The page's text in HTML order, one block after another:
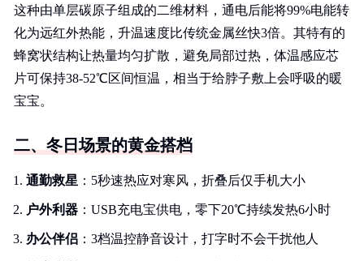
这种由单层碳原子组成的二维材料，通电后能将99%电能转
化为远红外热能，升温速度比传统金属丝快3倍。其特有的
蜂窝状结构让热量均匀扩散，避免局部过热，体温感应芯
片可保持38-52℃区间恒温，相当于给脖子敷上会呼吸的暖
宝宝。
二、冬日场景的黄金搭档
通勤救星 ：5秒速热应对寒风，折叠后仅手机大小
户外利器 ：USB充电宝供电，零下20℃持续发热6小时
办公伴侣 ：3档温控静音设计，打字时不会干扰他人